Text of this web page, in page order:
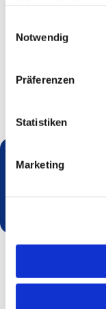
Notwendig
Präferenzen
Statistiken
Marketing
mit Schlagern wie
sein“ und „Wann
Anmeldung